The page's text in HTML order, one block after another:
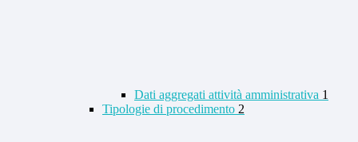
Dati aggregati attività amministrativa 1
Tipologie di procedimento 2